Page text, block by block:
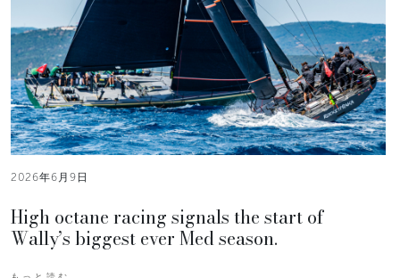
2026年6月9日
High octane racing signals the start of
Wally’s biggest ever Med season.